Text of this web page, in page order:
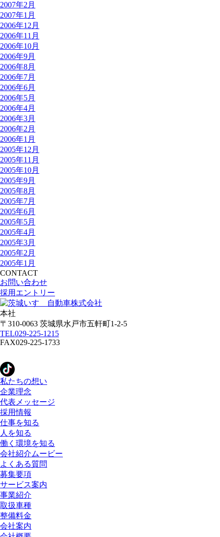
2007年2月
2007年1月
2006年12月
2006年11月
2006年10月
2006年9月
2006年8月
2006年7月
2006年6月
2006年5月
2006年4月
2006年3月
2006年2月
2006年1月
2005年12月
2005年11月
2005年10月
2005年9月
2005年8月
2005年7月
2005年6月
2005年5月
2005年4月
2005年3月
2005年2月
2005年1月
CONTACT
お問い合わせ
採用エントリー
本社
〒310-0063 茨城県水戸市五軒町1-2-5
TEL029-225-1215
FAX029-225-1733
私たちの想い
企業理念
代表メッセージ
採用情報
仕事を知る
人を知る
働く環境を知る
会社紹介ムービー
よくある質問
募集要項
サービス案内
事業紹介
取扱車種
整備料金
会社案内